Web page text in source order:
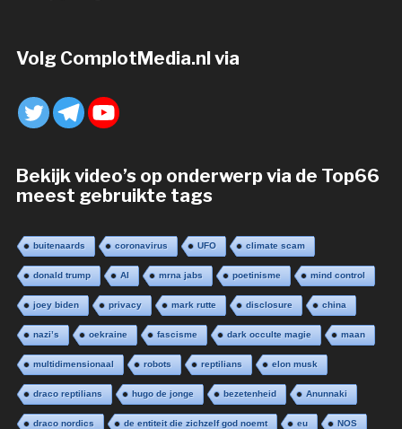
Volg ComplotMedia.nl via
Bekijk video’s op onderwerp via de Top66
meest gebruikte tags
buitenaards coronavirus UFO climate scam
donald trump AI mrna jabs poetinisme mind control
joey biden privacy mark rutte disclosure china
nazi’s oekraine fascisme dark occulte magie maan
multidimensionaal robots reptilians elon musk
draco reptilians hugo de jonge bezetenheid Anunnaki
draco nordics de entiteit die zichzelf god noemt eu NOS